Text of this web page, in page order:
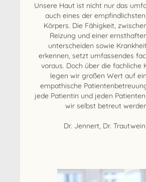
Unsere Haut ist nicht nur das
auch eines der
Körpers. Die Fähigkeit,
Reizung und einer
unterscheiden sowie
erkennen, setzt umfassendes
voraus. Doch über die fachliche
legen wir großen Wert auf
empathische
jede Patientin und jeden
wir selbst betreut
Dr. Jennert, Dr.